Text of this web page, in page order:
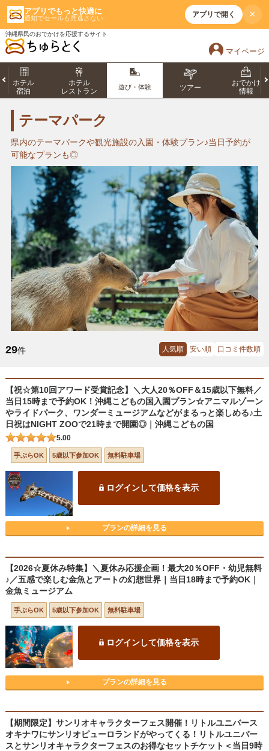
アプリでもっと快適に
通知でセールも見逃さない アプリで開く ×
沖縄県民のおでかけを応援するサイト
マイページ
ホテル
宿泊
ホテル
レストラン
遊び・体験 ツアー
おでかけ
情報
テーマパーク
県内のテーマパークや観光施設の入園・体験プラン♪当日予約が
可能なプランも◎
29件 人気順 安い順 口コミ件数順
【祝☆第10回アワード受賞記念】＼大人20％OFF＆15歳以下無料／
当日15時まで予約OK！沖縄こどもの国入園プラン☆アニマルゾーン
やライドパーク、ワンダーミュージアムなどがまるっと楽しめる♪土
日祝はNIGHT ZOOで21時まで開園◎｜沖縄こどもの国
5.00
手ぶらOK 5歳以下参加OK 無料駐車場
ログインして価格を表示
プランの詳細を見る
【2026☆夏休み特集】＼夏休み応援企画！最大20％OFF・幼児無料
♪／五感で楽しむ金魚とアートの幻想世界｜当日18時まで予約OK｜
金魚ミュージアム
手ぶらOK 5歳以下参加OK 無料駐車場
ログインして価格を表示
プランの詳細を見る
【期間限定】サンリオキャラクターフェス開催！リトルユニバース
オキナワにサンリオピューロランドがやってくる！リトルユニバー
スとサンリオキャラクターフェスのお得なセットチケット＜当日9時